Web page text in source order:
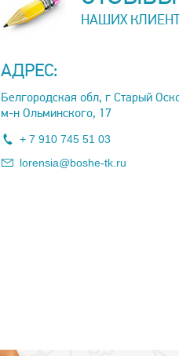
НАШИХ
АДРЕС:
Белгородская обл, г Старый
м-н Ольминского, 17
+ 7 910 745 51 03
lorensia@boshe-tk.ru